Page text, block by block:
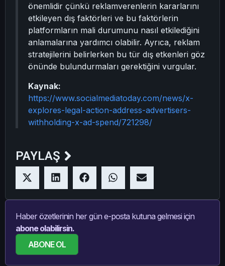
önemlidir çünkü reklamverenlerin kararlarını
etkileyen dış faktörleri ve bu faktörlerin
platformların mali durumunu nasıl etkilediğini
anlamalarına yardımcı olabilir. Ayrıca, reklam
stratejilerini belirlerken bu tür dış etkenleri göz
önünde bulundurmaları gerektiğini vurgular.
Kaynak:
https://www.socialmediatoday.com/news/x-
explores-legal-action-address-advertisers-
withholding-x-ad-spend/721298/
PAYLAŞ
Haber özetlerinin her gün e-posta kutuna gelmesi için
abone olabilirsin.
ABONE OL